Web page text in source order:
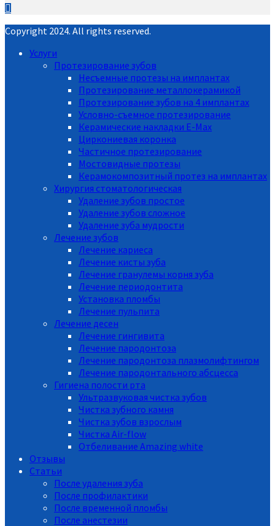
Copyright 2024. All rights reserved.
Услуги
Протезирование зубов
Несъемные протезы на имплантах
Протезирование металлокерамикой
Протезирование зубов на 4 имплантах
Условно-съемное протезирование
Керамические накладки E-Max
Циркониевая коронка
Частичное протезирование
Мостовидные протезы
Керамокомпозитный протез на имплантах
Хирургия стоматологическая
Удаление зубов простое
Удаление зубов сложное
Удаление зуба мудрости
Лечение зубов
Лечение кариеса
Лечение кисты зуба
Лечение гранулемы корня зуба
Лечение периодонтита
Установка пломбы
Лечение пульпита
Лечение десен
Лечение гингивита
Лечение пародонтоза
Лечение пародонтоза плазмолифтингом
Лечение пародонтального абсцесса
Гигиена полости рта
Ультразвуковая чистка зубов
Чистка зубного камня
Чистка зубов взрослым
Чистка Air-flow
Отбеливание Amazing white
Отзывы
Статьи
После удаления зуба
После профилактики
После временной пломбы
После анестезии